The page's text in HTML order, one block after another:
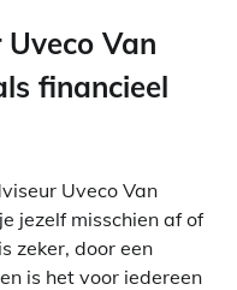
Van
financieel
Uveco Van
jezelf misschien af of
zeker, door een
is het voor iedereen